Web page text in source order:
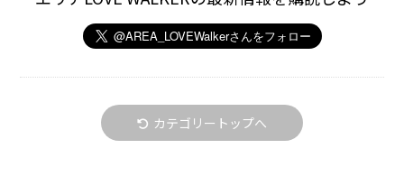
カテゴリートップへ